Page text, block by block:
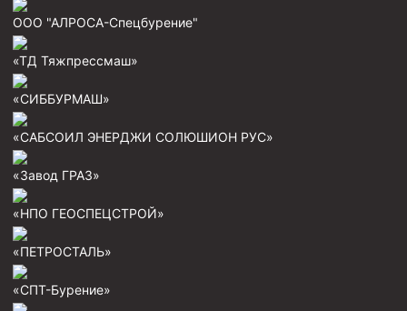
Муфта ОТТМ 168
Муфта ОТТМ 114
Муфта ОТТГ 114
Буровое оборудование
Фонтанная и запорная арматура
ООО "АЛРОСА-Спецбурение"
«ТД Тяжпрессмаш»
«СИББУРМАШ»
«САБСОИЛ ЭНЕРДЖИ СОЛЮШИОН РУС»
«Завод ГРАЗ»
«НПО ГЕОСПЕЦСТРОЙ»
«ПЕТРОСТАЛЬ»
«СПТ-Бурение»